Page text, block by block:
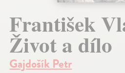
František
Život a dílo
Gajdošík Petr